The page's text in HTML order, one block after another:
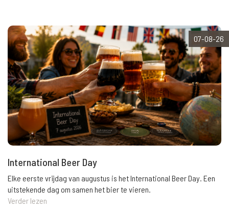
07-08-26
International Beer Day
Elke eerste vrijdag van augustus is het International Beer Day. Een
uitstekende dag om samen het bier te vieren.
Verder lezen